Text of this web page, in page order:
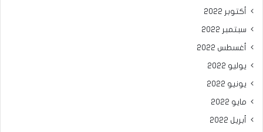
أكتوبر 2022
سبتمبر 2022
أغسطس 2022
يوليو 2022
يونيو 2022
مايو 2022
أبريل 2022